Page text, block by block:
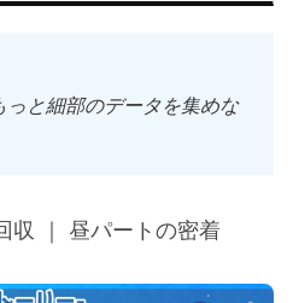
っと細部のデータを集めな
収 ｜ 昼パートの密着